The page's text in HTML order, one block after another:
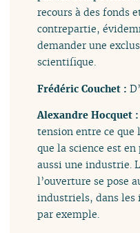
recours à des fonds
contrepartie,
demander une
scientifique.
Frédéric Couchet :
Alexandre Hocquet
tension entre ce que
que la science est en
aussi une industrie.
l’ouverture se pose
industriels, dans
par exemple.